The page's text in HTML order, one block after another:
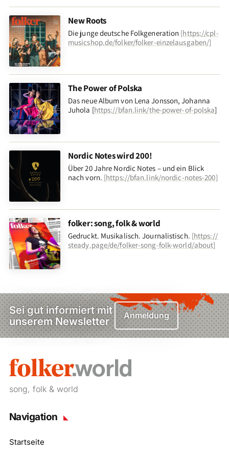
New Roots
Die junge deutsche Folkgeneration [https://cpl-
musicshop.de/folker/folker-einzelausgaben/]
The Power of Polska
Das neue Album von Lena Jonsson, Johanna
Juhola [https://bfan.link/the-power-of-polska]
Nordic Notes wird 200!
Über 20 Jahre Nordic Notes – und ein Blick
nach vorn. [https://bfan.link/nordic-notes-200]
folker: song, folk & world
Gedruckt. Musikalisch. Journalistisch. [https://
steady.page/de/folker-song-folk-world/about]
Sei gut informiert mit
unserem Newsletter
Anmeldung
song, folk & world
Navigation
Startseite